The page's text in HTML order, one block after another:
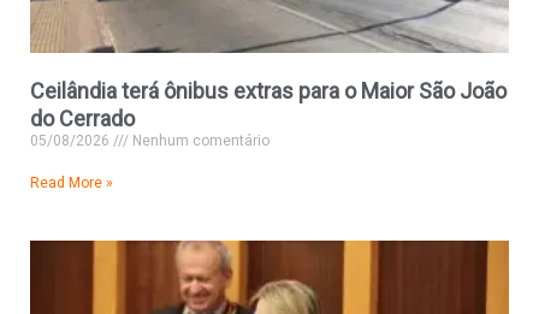
Ceilândia terá ônibus extras para o Maior São João
do Cerrado
05/08/2026 Nenhum comentário
Read More »